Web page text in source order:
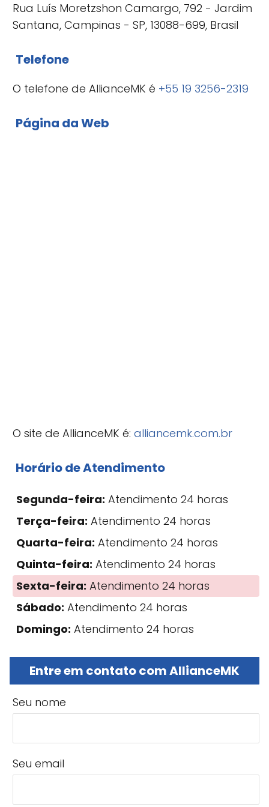
Rua Luís Moretzshon Camargo, 792 - Jardim
Santana, Campinas - SP, 13088-699, Brasil
Telefone
O telefone de AllianceMK é +55 19 3256-2319
Página da Web
O site de AllianceMK é: alliancemk.com.br
Horário de Atendimento
Segunda-feira: Atendimento 24 horas
Terça-feira: Atendimento 24 horas
Quarta-feira: Atendimento 24 horas
Quinta-feira: Atendimento 24 horas
Sexta-feira: Atendimento 24 horas
Sábado: Atendimento 24 horas
Domingo: Atendimento 24 horas
Entre em contato com AllianceMK
Seu nome
Seu email